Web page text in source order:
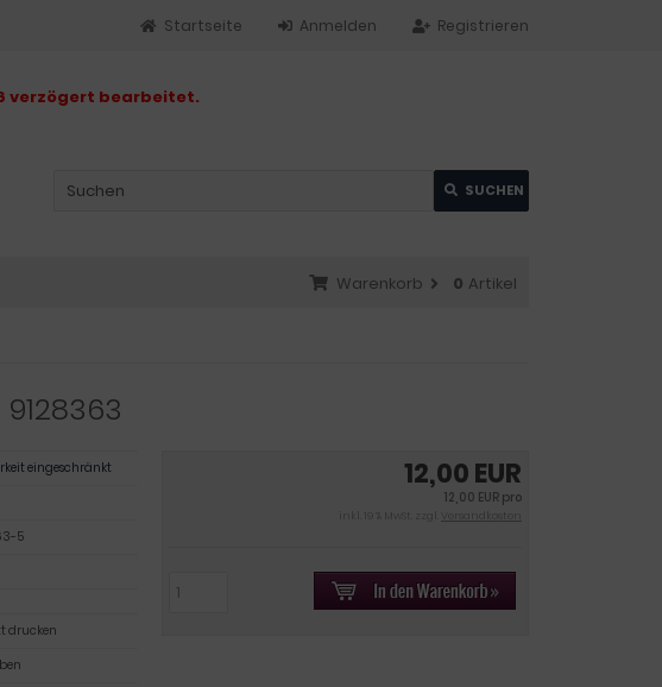
Registrieren
Anmelden
Startseite
verzögert bearbeitet.
SUCHEN
Warenkorb 0 Artikel
9128363
12,00 EUR
12,00 EUR pro
inkl. 19 % MwSt. zzgl. Versandkosten
eingeschränkt
5
drucken